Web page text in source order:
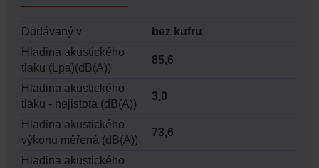
Dodávaný v
bez kufru
Hladina akustického
tlaku (Lpa)(dB(A))
85,6
Hladina akustického
tlaku - nejistota (dB(A))
3,0
Hladina akustického
výkonu měřená (dB(A))
73,6
Hladina akustického